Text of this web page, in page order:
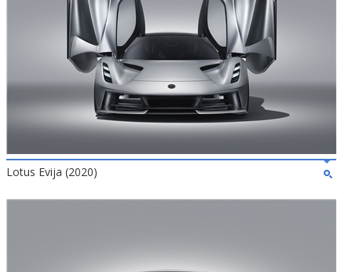
Lotus Evija (2020)